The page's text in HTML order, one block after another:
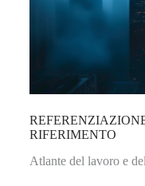
RIFERIMENTO
Atlante del lavoro e